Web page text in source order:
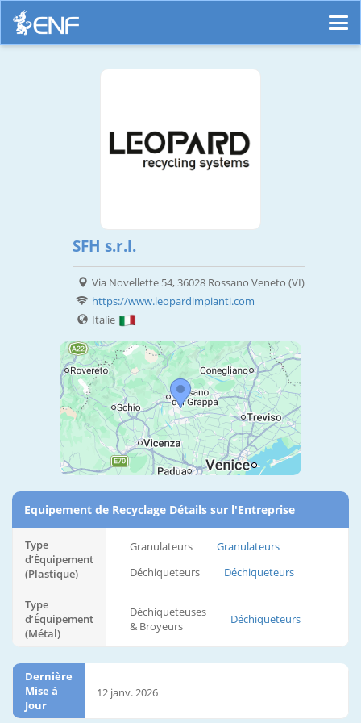
SFH s.r.l.
Via Novellette 54, 36028 Rossano Veneto (VI)
https://www.leopardimpianti.com
Italie
Equipement de Recyclage Détails sur l'Entreprise
Type
d’Équipement
(Plastique)
Granulateurs
Granulateurs
Déchiqueteurs
Déchiqueteurs
Type
d’Équipement
(Métal)
Déchiqueteuses
& Broyeurs
Déchiqueteurs
Dernière
Mise à
Jour
12 janv. 2026